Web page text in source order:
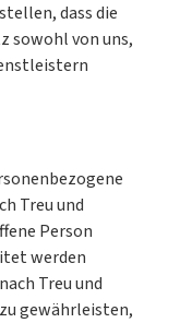
dass die
sowohl von uns,
Treu und
Person
werden
Treu und
gewährleisten,